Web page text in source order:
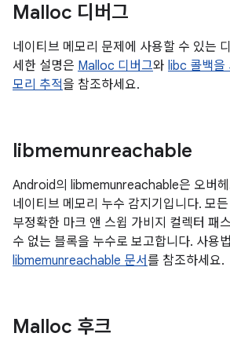
Malloc 디버그
네이티브 메모리 문제에 사용할 수 있는
세한 설명은 Malloc 디버그와 libc 콜백을
모리 추적을 참조하세요.
libmemunreachable
Android의 libmemunreachable은 오버
네이티브 메모리 누수 감지기입니다. 모
부정확한 마크 앤 스윕 가비지 컬렉터 패
수 없는 블록을 누수로 보고합니다. 사용
libmemunreachable 문서를 참조하세요.
Malloc 후크